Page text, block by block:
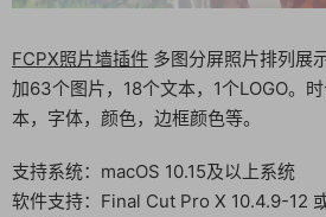
FCPX照片墙插件 多图分屏照片排列展
加63个图片，18个文本，1个LOGO。
本，字体，颜色，边框颜色等。
支持系统：macOS 10.15及以上系统
软件支持：Final Cut Pro X 10.4.9-12